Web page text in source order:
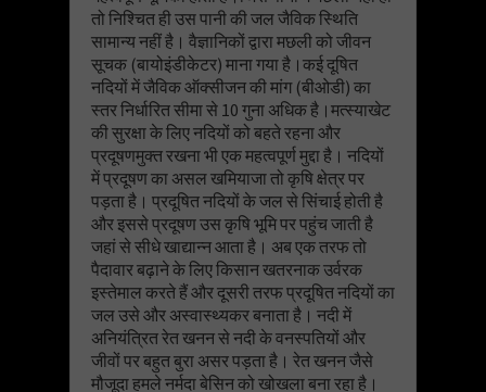
तो निश्चित ही उस पानी की जल जैविक स्थिति
सामान्य नहीं है। वैज्ञानिकों द्वारा मछली को जीवन
सूचक (बायोइंडीकेटर) माना गया है।कई दूषित
नदियों में जैविक ऑक्सीजन की मांग (बीओडी) का
स्तर निर्धारित सीमा से 10 गुना अधिक है।मत्स्याखेट
की सुरक्षा के लिए नदियों को बहते रहना और
प्रदूषणमुक्त रखना भी एक महत्वपूर्ण मुद्दा है। नदियों
में प्रदूषण का असल खमियाजा तो कृषि क्षेत्र पर
पड़ता है। प्रदूषित नदियों के जल से सिंचाई होती है
और इससे प्रदूषण उस कृषि भूमि पर पहुंच जाती है
जहां से सीधे खाद्यान्न आता है। अब एक तरफ तो
पैदावार बढ़ाने के लिए किसान खतरनाक उर्वरक
इस्तेमाल करते हैं और दूसरी तरफ प्रदूषित नदियों का
जल उसे और अस्वास्थ्यकर बनाता है। नदी में
अनियंत्रित रेत खनन से नदी के वनस्पतियों और
जीवों पर बहुत बुरा असर पड़ता है। रेत खनन जैसे
मौजूदा हमले नर्मदा बेसिन को खोखला बना रहा है।